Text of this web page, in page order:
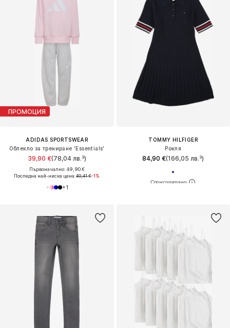
ПРОМОЦИЯ
ADIDAS SPORTSWEAR
Облекло за трениране 'Essentials'
39,90 €(78,04 лв.³)
Първоначално: 49,90 €
Последна най-ниска цена:40,41 €-1%
+1
TOMMY HILFIGER
Рокля
84,90 €(166,05 лв.³)